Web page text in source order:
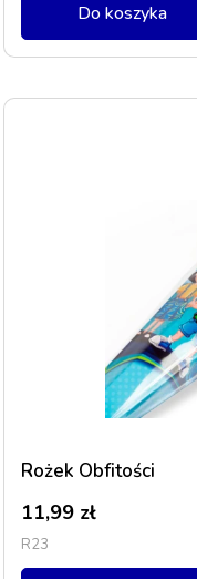
Do koszyka
Rożek Obfitości
11,99 zł
R23